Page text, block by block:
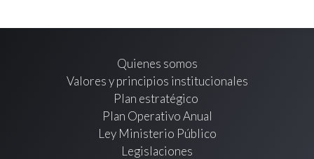
Quienes somos
Valores y principios institucionales
Plan estratégico
Plan Operativo Anual
Ley Ministerio Público
Legislaciones